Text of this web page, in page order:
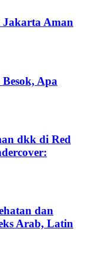
Jakarta Aman
Apa
dkk di Red
dan
Arab, Latin